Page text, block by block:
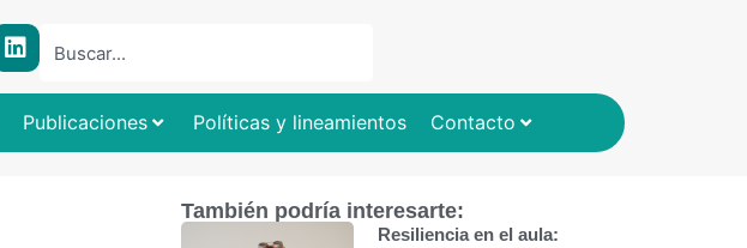
Publicaciones Políticas y lineamientos Contacto
También podría interesarte:
Resiliencia en el aula: